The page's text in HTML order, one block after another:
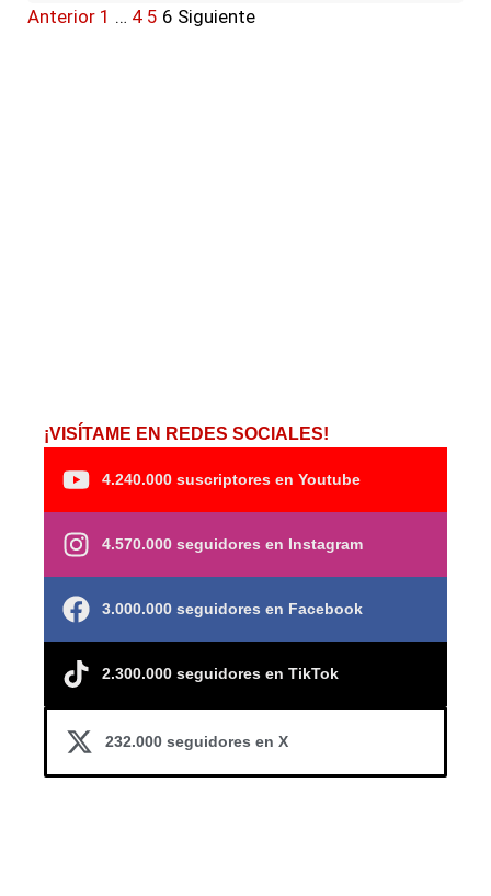
Anterior 1 … 4 5 6 Siguiente
¡VISÍTAME EN REDES SOCIALES!
4.240.000 suscriptores en Youtube
4.570.000 seguidores en Instagram
3.000.000 seguidores en Facebook
2.300.000 seguidores en TikTok
232.000 seguidores en X